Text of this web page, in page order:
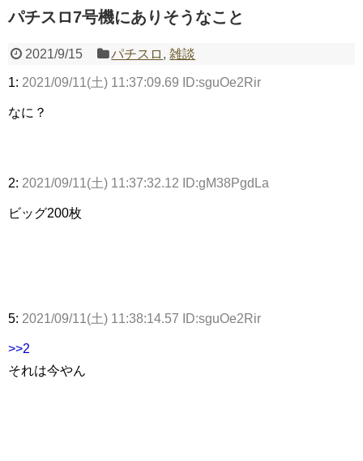
Powered by livedoor 相互RSS
パチスロ7号機にありそうなこと
2021/9/15 パチスロ ,雑談
1: 2021/09/11(土) 11:37:09.69 ID:sguOe2Rir
なに？
2: 2021/09/11(土) 11:37:32.12 ID:gM38PgdLa
ビッグ200枚
5: 2021/09/11(土) 11:38:14.57 ID:sguOe2Rir
>>2
それは今やん